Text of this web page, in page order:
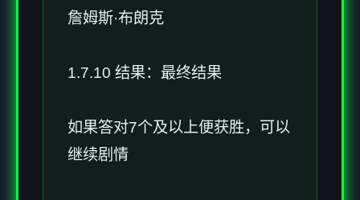
詹姆斯·布朗克
1.7.10 结果：最终结果
如果答对7个及以上便获胜，可以
继续剧情